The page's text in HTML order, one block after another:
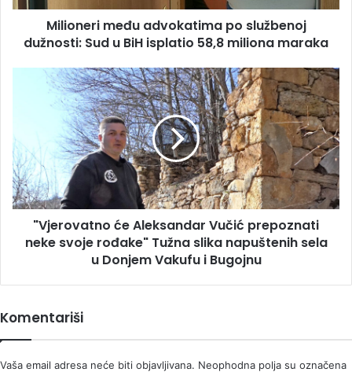
BiH
58,8
maraka
Milioneri među advokatima po službenoj
dužnosti: Sud u BiH isplatio 58,8 miliona maraka
"Vjerovatno
Aleksandar
prepoznati
neke
svoje
rođake"
Tužna
napuštenih
Donjem
i
Bugojnu
"Vjerovatno će Aleksandar Vučić prepoznati
neke svoje rođake" Tužna slika napuštenih sela
u Donjem Vakufu i Bugojnu
Komentariši
Vaša email adresa neće biti objavljivana. Neophodna polja su označena